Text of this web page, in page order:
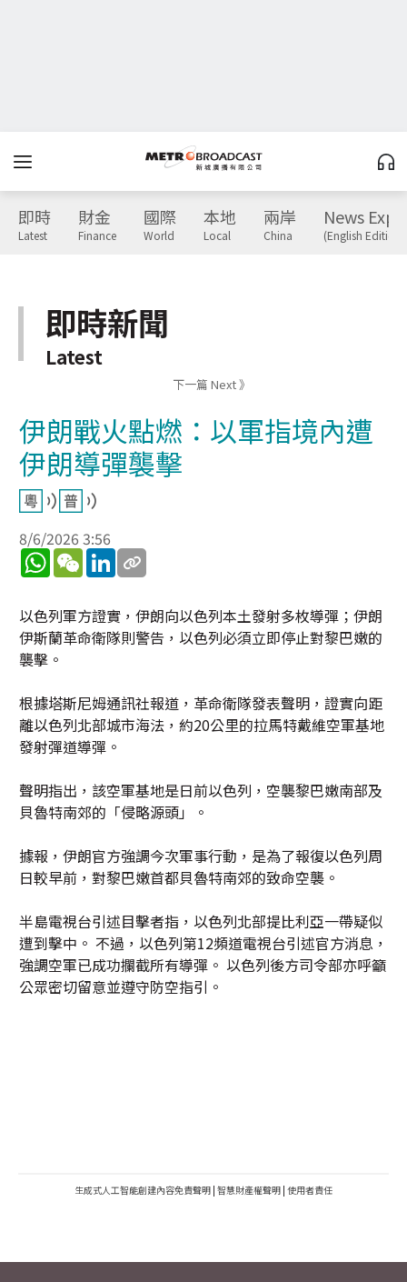
即時
Latest
財金
Finance
國際
World
本地
Local
兩岸
China
News
(English Edition)
即時新聞
Latest
下一篇 Next 》
伊朗戰火點燃：以軍指境內遭
伊朗導彈襲擊
8/6/2026 3:56
WhatsApp
WeChatLinkedIn
以色列軍方證實，伊朗向以色列本土發射多枚導彈；伊朗
伊斯蘭革命衛隊則警告，以色列必須立即停止對黎巴嫩的
襲擊。
根據塔斯尼姆通訊社報道，革命衛隊發表聲明，證實向距
離以色列北部城市海法，約20公里的拉馬特戴維空軍基地
發射彈道導彈。
聲明指出，該空軍基地是日前以色列，空襲黎巴嫩南部及
貝魯特南郊的「侵略源頭」。
據報，伊朗官方強調今次軍事行動，是為了報復以色列周
日較早前，對黎巴嫩首都貝魯特南郊的致命空襲。
半島電視台引述目擊者指，以色列北部提比利亞一帶疑似
遭到擊中。 不過，以色列第12頻道電視台引述官方消息，
強調空軍已成功攔截所有導彈。 以色列後方司令部亦呼籲
公眾密切留意並遵守防空指引。
生成式人工智能創建內容免責聲明 | 智慧財產權聲明 | 使用者責任